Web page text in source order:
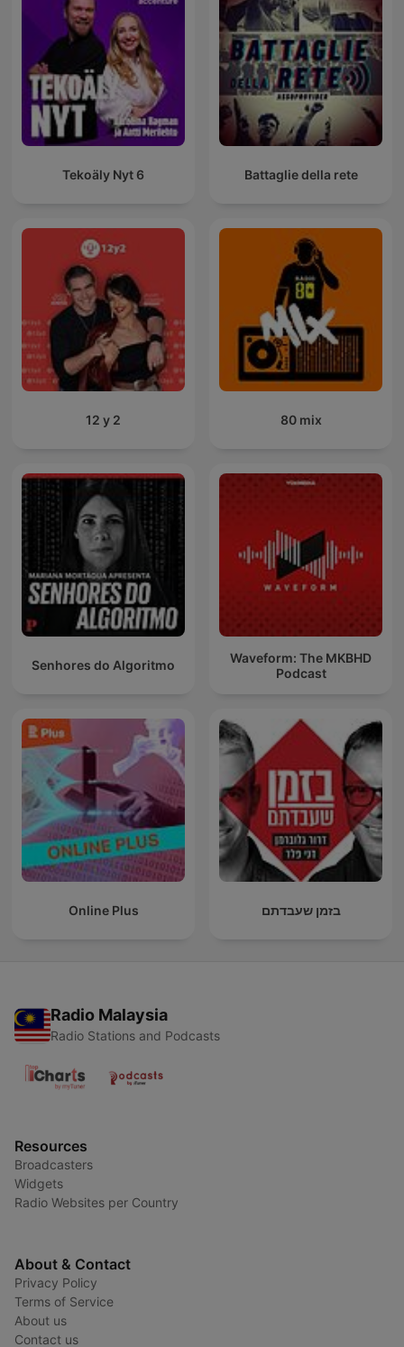
Tekoäly Nyt 6 Battaglie della rete
12 y 2 80 mix
Senhores do Algoritmo
Waveform: The MKBHD
Podcast
Online Plus בזמן שעבדתם
Radio Malaysia
Radio Stations and Podcasts
Resources
Broadcasters
Widgets
Radio Websites per Country
About & Contact
Privacy Policy
Terms of Service
About us
Contact us